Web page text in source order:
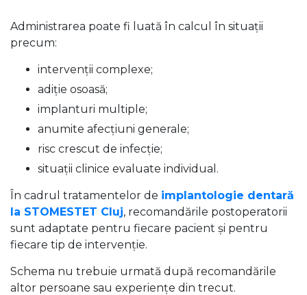
Administrarea poate fi luată în calcul în situații
precum:
intervenții complexe;
adiție osoasă;
implanturi multiple;
anumite afecțiuni generale;
risc crescut de infecție;
situații clinice evaluate individual.
În cadrul tratamentelor de implantologie dentară
la STOMESTET Cluj, recomandările postoperatorii
sunt adaptate pentru fiecare pacient și pentru
fiecare tip de intervenție.
Schema nu trebuie urmată după recomandările
altor persoane sau experiențe din trecut.